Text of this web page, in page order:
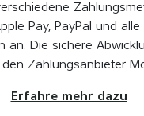
Pay, PayPal und
an. Die sichere
Zahlungsanbieter
Erfahre mehr dazu